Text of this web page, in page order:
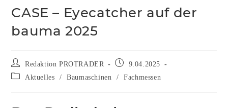
CASE – Eyecatcher auf der
bauma 2025
Redaktion PROTRADER
9.04.2025
Aktuelles
/ Baumaschinen / Fachmessen